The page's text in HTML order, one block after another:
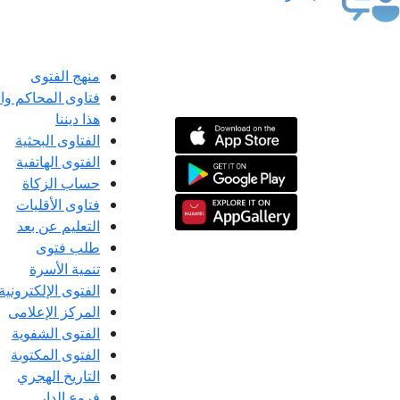
منهج الفتوى
فتاوى المحاكم
هذا ديننا
الفتاوى البحثية
الفتوى الهاتفية
حساب الزكاة
فتاوى الأقليات
التعليم عن بعد
طلب فتوى
تنمية الأسرة
الفتوى الإلكترونية
المركز الإعلامى
الفتوى الشفوية
الفتوى المكتوبة
التاريخ الهجري